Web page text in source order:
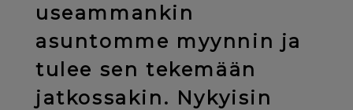
useammankin
asuntomme myynnin ja
tulee sen tekemään
jatkossakin. Nykyisin